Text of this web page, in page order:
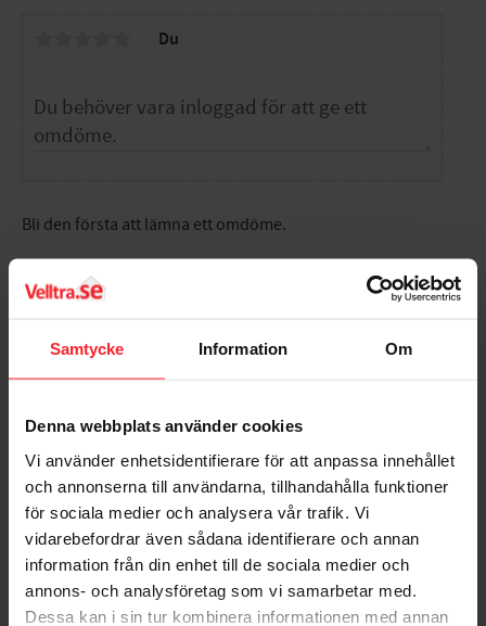
Samtycke Information Om
Denna webbplats använder cookies
Vi använder enhetsidentifierare för att anpassa innehållet
och annonserna till användarna, tillhandahålla funktioner
för sociala medier och analysera vår trafik. Vi
vidarebefordrar även sådana identifierare och annan
information från din enhet till de sociala medier och
annons- och analysföretag som vi samarbetar med.
Dessa kan i sin tur kombinera informationen med annan
Du
Bli den första att lämna ett omdöme.
Populära produkter